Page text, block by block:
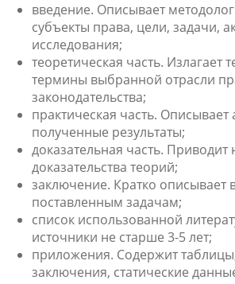
введение. Описывает
субъекты права, цели, задачи,
исследования;
теоретическая часть.
термины выбранной отрасли
законодательства;
практическая часть. Описывает
полученные результаты;
доказательная часть. Приводит
доказательства теорий;
заключение. Кратко описывает
поставленным задачам;
список использованной
источники не старше 3-5 лет;
приложения. Содержит
заключения, статические